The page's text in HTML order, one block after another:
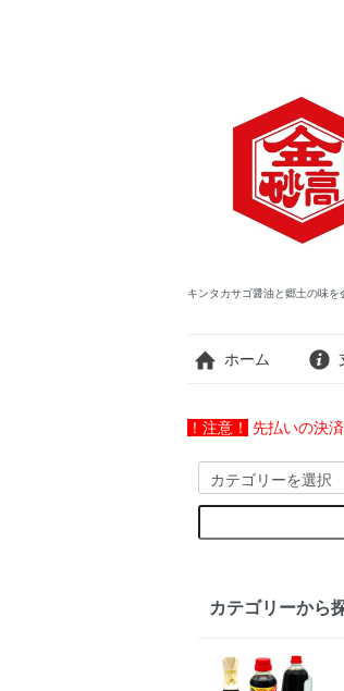
キンタカサゴ醤油と郷土の味
ホーム
！注意！ 先払いの決
カテゴリーから